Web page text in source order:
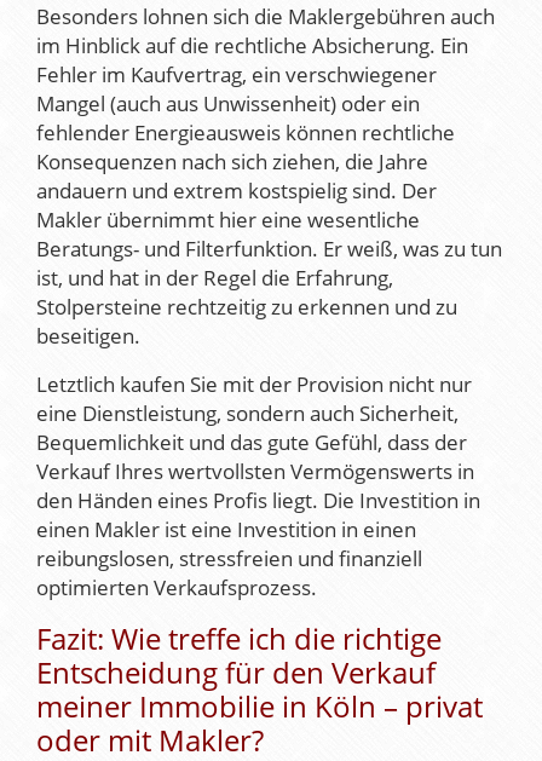
Besonders lohnen sich die Maklergebühren auch
im Hinblick auf die rechtliche Absicherung. Ein
Fehler im Kaufvertrag, ein verschwiegener
Mangel (auch aus Unwissenheit) oder ein
fehlender Energieausweis können rechtliche
Konsequenzen nach sich ziehen, die Jahre
andauern und extrem kostspielig sind. Der
Makler übernimmt hier eine wesentliche
Beratungs- und Filterfunktion. Er weiß, was zu tun
ist, und hat in der Regel die Erfahrung,
Stolpersteine rechtzeitig zu erkennen und zu
beseitigen.
Letztlich kaufen Sie mit der Provision nicht nur
eine Dienstleistung, sondern auch Sicherheit,
Bequemlichkeit und das gute Gefühl, dass der
Verkauf Ihres wertvollsten Vermögenswerts in
den Händen eines Profis liegt. Die Investition in
einen Makler ist eine Investition in einen
reibungslosen, stressfreien und finanziell
optimierten Verkaufsprozess.
Fazit: Wie treffe ich die richtige
Entscheidung für den Verkauf
meiner Immobilie in Köln – privat
oder mit Makler?